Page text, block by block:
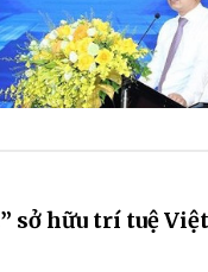
sở hữu trí tuệ